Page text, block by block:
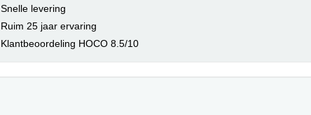
Snelle levering
Ruim 25 jaar ervaring
Klantbeoordeling HOCO 8.5/10